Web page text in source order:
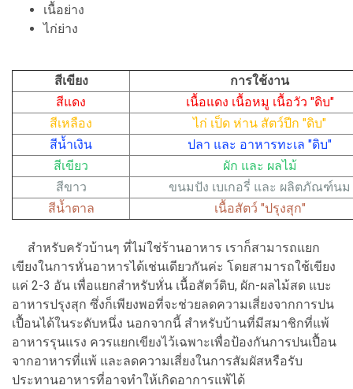
เนื้อย่าง
ไก่ย่าง
สีเขียง
การใช้งาน
สีแดง
เนื้อแดง เนื้อหมู เนื้อวัว "ดิบ"
สีเหลือง
ไก่ เป็ด ห่าน สัตว์ปีก "ดิบ"
สีน้ำเงิน
ปลา และ อาหารทะเล "ดิบ"
สีเขียว
ผัก และ ผลไม้
สีขาว
ขนมปัง เบเกอรี่ และ ผลิตภัณฑ์นม
สีน้ำตาล
เนื้อสัตว์ "ปรุงสุก"
สำหรับครัวบ้านๆ ที่ไม่ใช่ร้านอาหาร เราก็สามารถแยก
เขียงในการหั่นอาหารได้เช่นเดียวกันค่ะ โดยสามารถใช้เขียง
แค่ 2-3 อัน เพื่อแยกสำหรับหั่น เนื้อสัตว์ดิบ, ผัก-ผลไม้สด แบะ
อาหารปรุงสุก ซึ่งก็เพียงพอที่จะช่วยลดความเสี่ยงจากการปน
เปื้อนได้ในระดับหนึ่ง นอกจากนี้ สำหรับบ้านที่มีสมาชิกที่แพ้
อาหารรุนแรง ควรแยกเขียงไว้เฉพาะเพื่อป้องกันการปนเปื้อน
จากอาหารที่แพ้ และลดความเสี่ยงในการสัมผัสหรือรับ
ประทานอาหารที่อาจทำให้เกิดอาการแพ้ได้